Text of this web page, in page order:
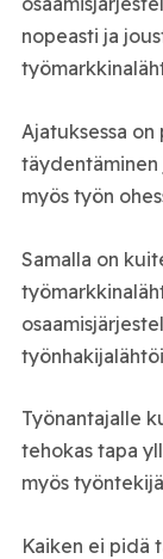
nopeasti ja
Ajatuksessa on
täydentäminen
myös työn
Samalla on
Työnantajalle
tehokas tapa
myös
Kaiken ei pidä